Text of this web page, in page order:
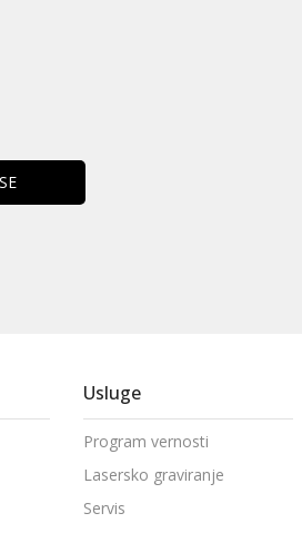
Usluge
Program vernosti
Lasersko graviranje
Servis